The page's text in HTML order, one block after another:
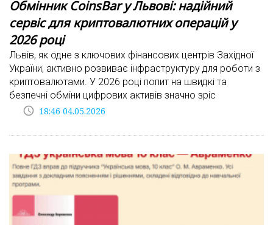
Обмінник CoinsBar у Львові: надійний
сервіс для криптовалютних операцій у
2026 році
Львів, як одне з ключових фінансових центрів Західної
України, активно розвиває інфраструктуру для роботи з
криптовалютами. У 2026 році попит на швидкі та
безпечні обміни цифрових активів значно зріс
access_time 18:46 04.05.2026